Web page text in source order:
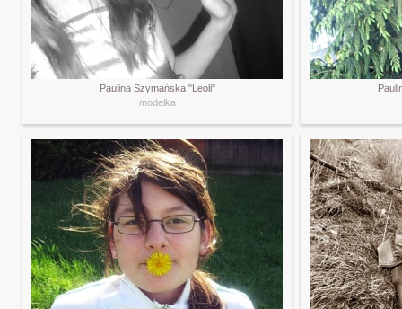
Paulina Szymańska "Leoli"
modelka